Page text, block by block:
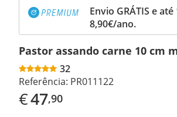
Envio GRÁTIS e
8,90€/ano.
Pastor assando carne 10 cm
32
Referência: PR011122
€47,90